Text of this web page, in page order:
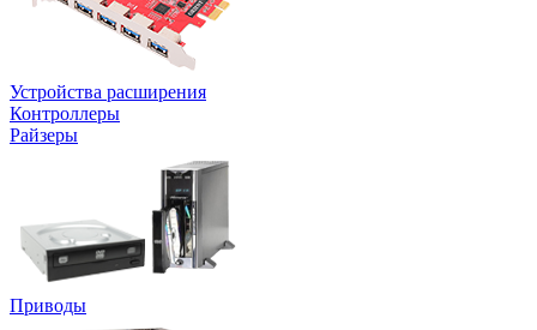
Устройства расширения
Контроллеры
Райзеры
Приводы